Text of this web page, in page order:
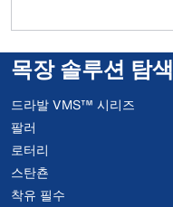
목장 솔루션 탐색
드라발 VMS™ 시리즈
팔러
로터리
스탄쵼
착유 필수